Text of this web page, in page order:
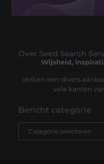
Over Seed Search
Wijsheid,
Verken een divers
vele kanten
Bericht categorie